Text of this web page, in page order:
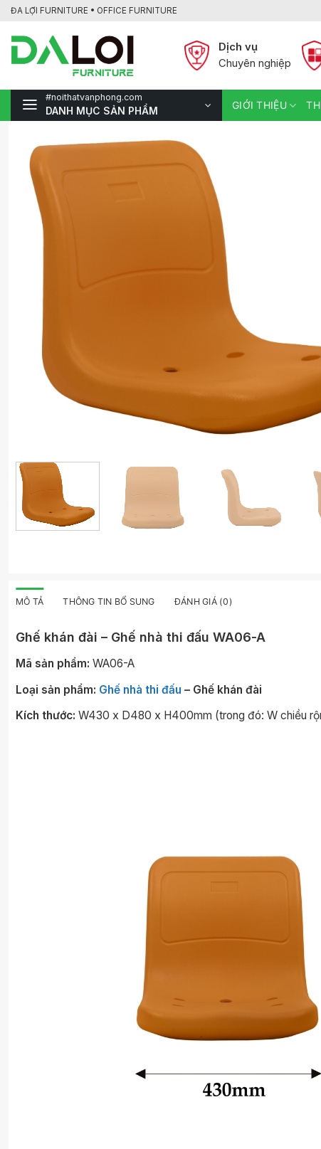
Bỏ
nội
dung
ĐA LỢI FURNITURE • OFFICE FURNITURE
Dịch vụ
Chuyên nghiệp
#noithatvanphong.com
DANH MỤC SẢN PHẨM GIỚI THIỆU
MÔ TẢ THÔNG TIN BỔ SUNG ĐÁNH GIÁ (0)
Ghế khán đài – Ghế nhà thi đấu WA06-A
Mã sản phẩm: WA06-A
Loại sản phẩm: Ghế nhà thi đấu – Ghế khán đài
Kích thước: W430 x D480 x H400mm (trong đó: W chiều